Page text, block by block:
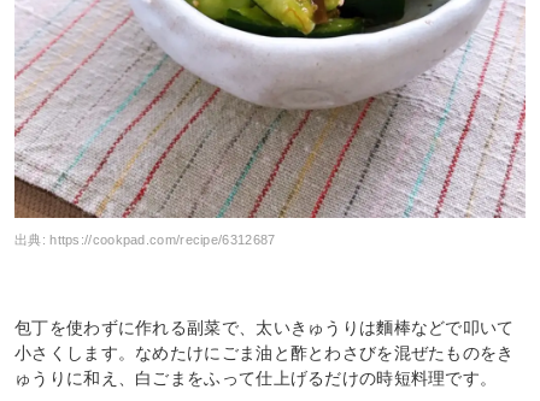
出典:https://cookpad.com/recipe/6312687
包丁を使わずに作れる副菜で、太いきゅうりは麵棒などで叩いて
小さくします。なめたけにごま油と酢とわさびを混ぜたものをき
ゅうりに和え、白ごまをふって仕上げるだけの時短料理です。